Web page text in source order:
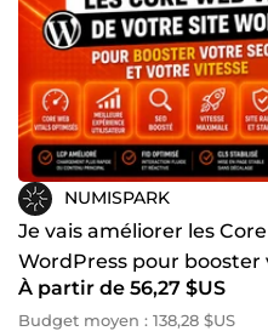
NUMISPARK
Je vais améliorer les
WordPress pour booster
À partir de 56,27 $US
Budget moyen : 138,28 $US